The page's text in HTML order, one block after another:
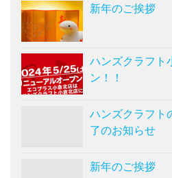
新年のご挨拶
ハンズクラフト
ン！！
ハンズクラフト
了のお知らせ
新年のご挨拶